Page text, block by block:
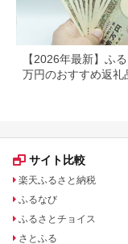
【2026年最新】ふ
万円のおすすめ返礼
サイト比較
楽天ふるさと納税
ふるなび
ふるさとチョイス
さとふる